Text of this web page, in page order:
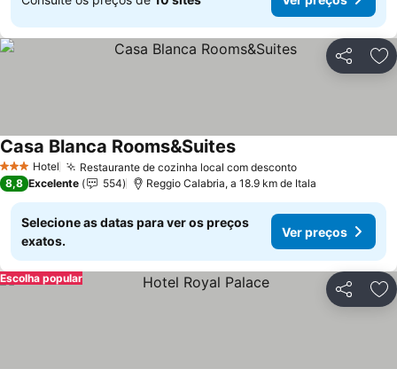
Partilhar
3 EstrelasHotel Restaurante de cozinha local com desconto
Casa Blanca Rooms&Suites
8,8 Excelente 554 Reggio Calabria, a 18.9 km de Itala
Selecione as datas para ver os preços
exatos.
Ver preços
Partilhar
Escolha popular